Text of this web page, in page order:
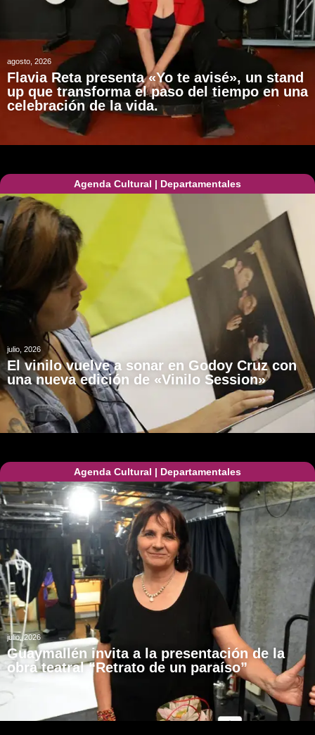
agosto, 2026
Flavia Reta presenta «Yo te avisé», un stand
up que transforma el paso del tiempo en una
celebración de la vida.
Agenda Cultural | Departamentales
julio, 2026
El vinilo vuelve a sonar en Godoy Cruz con
una nueva edición de «Vinilo Session»
Agenda Cultural | Departamentales
julio, 2026
Guaymallén invita a la presentación de la
obra teatral “Retrato de un paraíso”